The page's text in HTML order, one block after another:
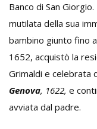
Banco di San
mutilata della sua
bambino giunto fino
1652, acquistò la
Grimaldi e celebrata
Genova, 1622, e
avviata dal padre.